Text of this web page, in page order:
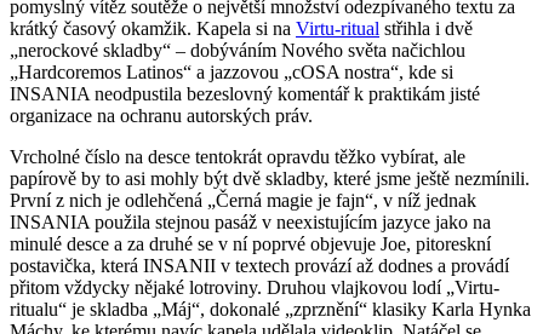
pomyslný vítěz soutěže o největší množství odezpívaného textu za
krátký časový okamžik. Kapela si na Virtu-ritual střihla i dvě
„nerockové skladby“ – dobýváním Nového světa načichlou
„Hardcoremos Latinos“ a jazzovou „cOSA nostra“, kde si
INSANIA neodpustila bezeslovný komentář k praktikám jisté
organizace na ochranu autorských práv.
Vrcholné číslo na desce tentokrát opravdu těžko vybírat, ale
papírově by to asi mohly být dvě skladby, které jsme ještě nezmínili.
První z nich je odlehčená „Černá magie je fajn“, v níž jednak
INSANIA použila stejnou pasáž v neexistujícím jazyce jako na
minulé desce a za druhé se v ní poprvé objevuje Joe, pitoreskní
postavička, která INSANII v textech provází až dodnes a provádí
přitom vždycky nějaké lotroviny. Druhou vlajkovou lodí „Virtu-
ritualu“ je skladba „Máj“, dokonalé „zprznění“ klasiky Karla Hynka